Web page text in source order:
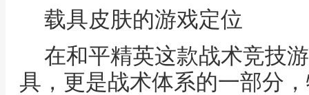
载具皮肤的游戏定位
在和平精英这款战术竞技
具，更是战术体系的一部分